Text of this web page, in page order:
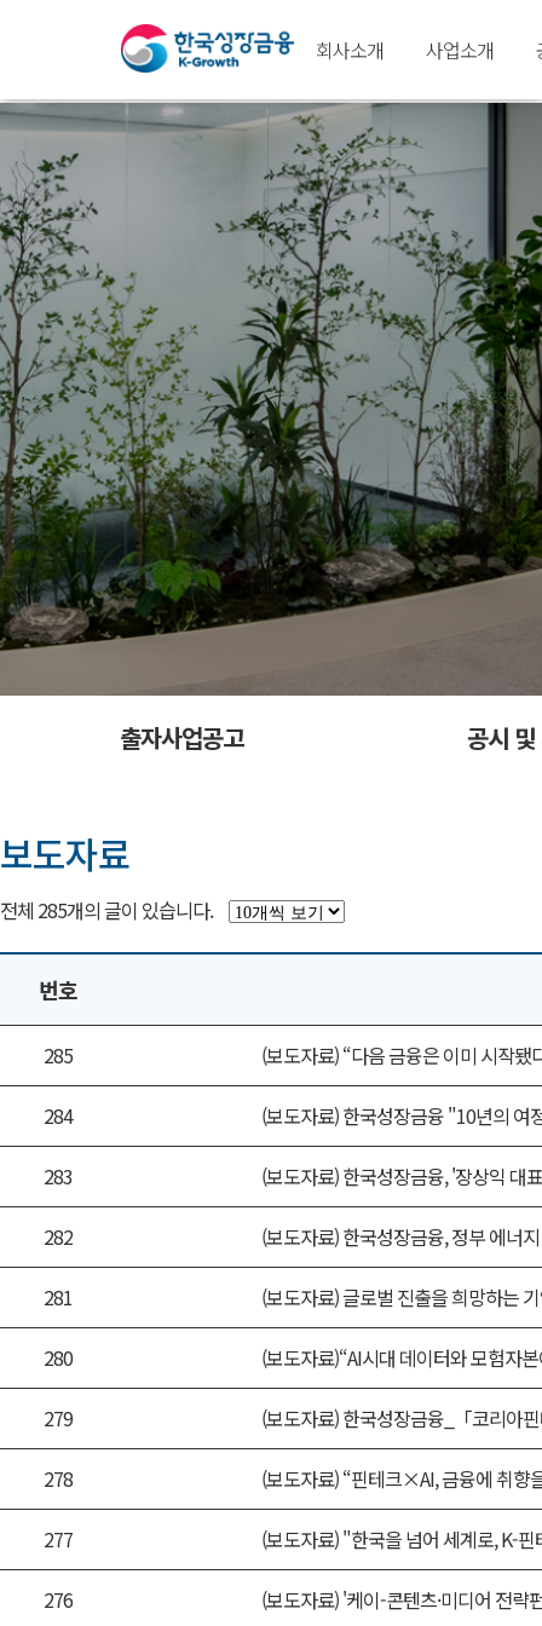
회사소개 사업소개
출자사업공고 공시 및
보도자료
전체 285개의 글이 있습니다.
번호
285 (보도자료) “다음 금융은 이미 시작
284 (보도자료) 한국성장금융 "10년의 여
283 (보도자료) 한국성장금융, '장상익 대
282 (보도자료) 한국성장금융, 정부 에너
281 (보도자료) 글로벌 진출을 희망하는
280 (보도자료)“AI시대 데이터와 모험자
279 (보도자료) 한국성장금융_「코리아
278 (보도자료) “핀테크×AI, 금융에 취향
277 (보도자료) "한국을 넘어 세계로, K-
276 (보도자료) '케이-콘텐츠·미디어 전략